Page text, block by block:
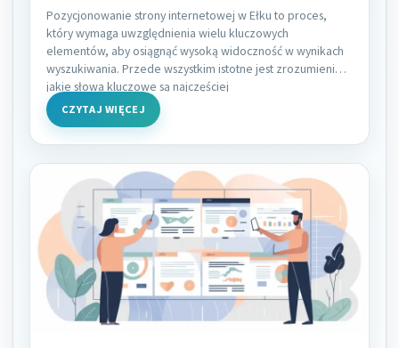
Pozycjonowanie strony internetowej w Ełku to proces,
który wymaga uwzględnienia wielu kluczowych
elementów, aby osiągnąć wysoką widoczność w wynikach
wyszukiwania. Przede wszystkim istotne jest zrozumienie,
jakie słowa kluczowe są najczęściej
CZYTAJ WIĘCEJ